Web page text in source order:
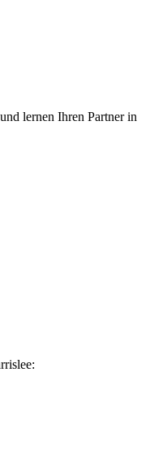
lernen Ihren Partner in